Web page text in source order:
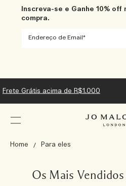
Inscreva-se e Ganhe 10% off
compra.
Frete Grátis acima de R$1.000
Home
Para eles
Os Mais